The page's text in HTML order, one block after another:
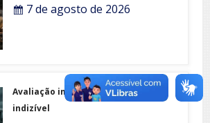
7 de agosto de 2026
Avaliação imobiliária do
indizível